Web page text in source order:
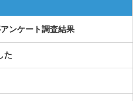
ンケート調査結果
た